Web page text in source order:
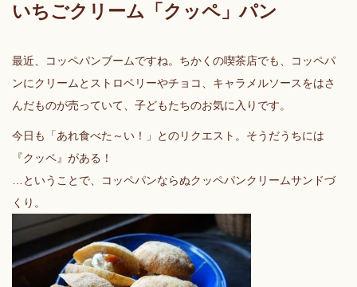
いちごクリーム「クッペ」パン
最近、コッペパンブームですね。ちかくの喫茶店でも、コッペパ
ンにクリームとストロベリーやチョコ、キャラメルソースをはさ
んだものが売っていて、子どもたちのお気に入りです。
今日も「あれ食べた～い！」とのリクエスト。そうだうちには
『クッペ』がある！
…ということで、コッペパンならぬクッペパンクリームサンドづ
くり。